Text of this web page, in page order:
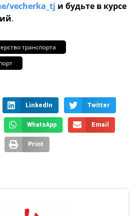
vecherka_tj и будьте в курсе
.
транспорта
LinkedIn Twitter
WhatsApp Email
Print